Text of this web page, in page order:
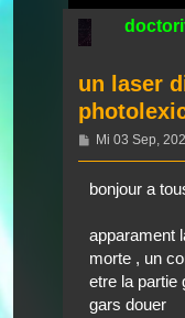
un laser
Beitrag
Mi 03 Sep,
bonjour a
apparament
morte , un
etre la partie
gars douer